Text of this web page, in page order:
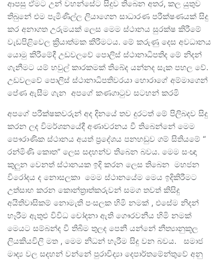
ආපසු ඒමට උන් වහන්සේට සිදුව තිබෙන අතර, කල යුතුව
තිබුනේ එම පැමිණිල්ල ලියාගෙන සාධාරණ පරීක්ෂණයක් සිදු
කර අනාගත උරුමයක් ලෙස මෙම ස්ථානය සුරක්ෂ කිරීමේ
වැඩපිළිවෙල ක්‍රියාත්මක කිරීමටය. මේ කරුණු දෙස අවධානය
යොමු කිරීමේදී උඩවලවේ පොලිස් ස්ථානාධිපතිද මේ නිදන්
ගැනීමට යම් හවුල් කාරකමක් තිබේද යන්නද සැක පහල වේ.
උඩවලවේ පොලිස් ස්ථානාධිපතිවරයා හොරාගේ අම්මාගෙන්
පේණ ඇසීම ගැන අපගේ කණගාටුව සටහන් කරමි
අපගේ පරීක්ෂකවරුන් අද දිනයේ තව දුරටත් මේ පිලිබදව සිදු
කරන ලද විමර්ශනයේදී අණාවරනය වී තිබෙන්නේ මෙම
පෞරාණික ස්ථානය අයත් ප්‍රදේශය පනහඩුව ගම් සිතියමේ “
රන්මිණි කොත” ලෙස සදහන්ව තිබෙන බවය. මෙම සංඥා
කුලුන වෙනත් ස්ථානයක ඉදි කරන ලෙස තිබෙන මහජන
විරෝදය ද නොසලකා මෙම ස්ථානයේම මෙය ඉදිකිරීමට
උත්සාහ කරන කොන්ත්‍රාත්කරුවන් සමග තවත් කිසිදු
අයිතිවාසිකම් නොමැති පංසලක හිමි නමක් , එසේම නිදන්
හෑරීම ඇතුළු විවිධ චෝදනා ඇති ගෞරවනීය හිමි නමක්
මෙයට සම්බන්ද වී තිබීම තුලද පෙනී යන්නේ නීත්‍යානුකූල
ලියකියවිලි මත , මෙම නිධන් හැරීම සිදු වන බවය. සමාජ
මාද්‍ය වල සදහන් වන්නේ පුරාවිද්‍යා දෙපාර්තමේන්තුවේ අනු